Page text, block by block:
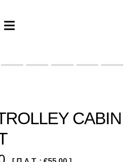
CABIN